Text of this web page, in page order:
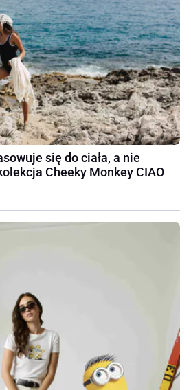
się do ciała, a nie
Cheeky Monkey CIAO